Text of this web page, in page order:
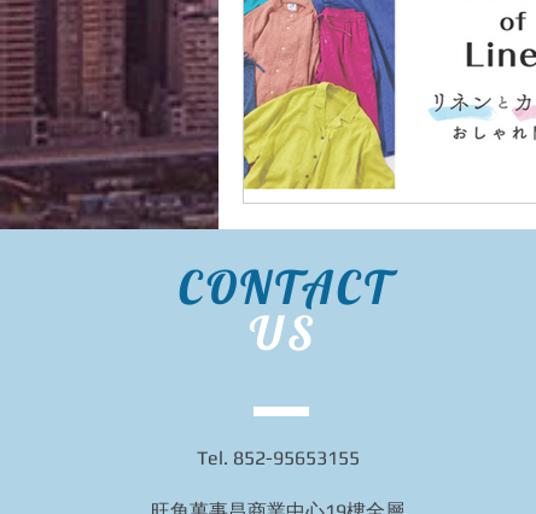
CONTACT
US
Tel. 852-95653155